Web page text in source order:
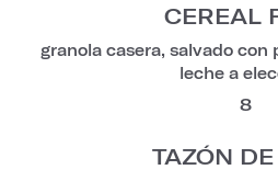
CEREAL
granola casera, salvado con
leche a
8
TAZÓN